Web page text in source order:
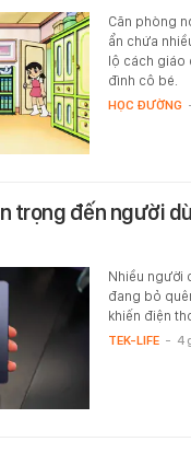
Căn phòng
ẩn chứa
lộ cách giáo
đình cô bé.
HỌC ĐƯỜNG
trọng đến người
Nhiều người
đang bỏ
khiến điện
TEK-LIFE - 4